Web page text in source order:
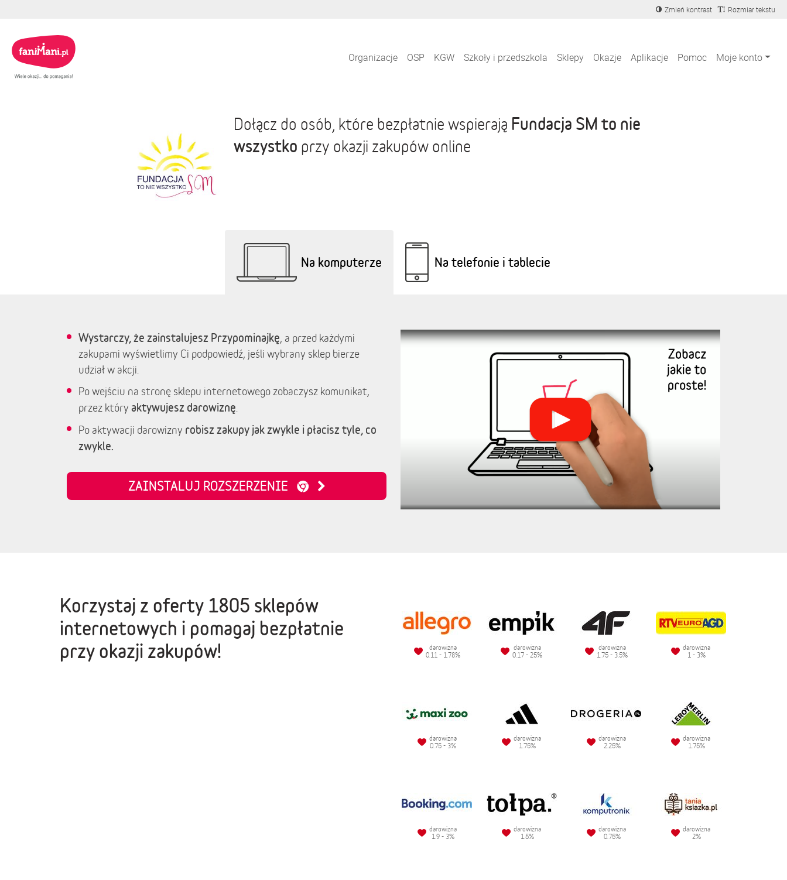
Zmień kontrast Rozmiar tekstu
Organizacje OSP KGW Szkoły i przedszkola Sklepy Okazje Aplikacje Pomoc Moje konto
Dołącz do osób, które bezpłatnie wspierają Fundacja SM to nie
wszystko przy okazji zakupów online
Na komputerze Na telefonie i tablecie
Wystarczy, że zainstalujesz Przypominajkę, a przed każdymi
zakupami wyświetlimy Ci podpowiedź, jeśli wybrany sklep bierze
udział w akcji.
Po wejściu na stronę sklepu internetowego zobaczysz komunikat,
przez który aktywujesz darowiznę
Po aktywacji darowizny robisz zakupy jak zwykle i płacisz tyle, co
zwykle.
ZAINSTALUJ ROZSZERZENIE
Korzystaj z oferty 1805 sklepów
internetowych i pomagaj bezpłatnie
przy okazji zakupów!
darowizna
0.11 - 1.78%
darowizna
0.17 - 25%
darowizna
1.75 - 3.5%
darowizna
1 - 3%
darowizna
0.75 - 3%
darowizna
1.75%
darowizna
2.25%
darowizna
1.75%
darowizna
1.9 - 3%
darowizna
1.5%
darowizna
0.75%
darowizna
2%